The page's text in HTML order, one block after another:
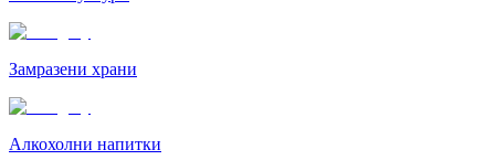
Замразени храни
Алкохолни напитки